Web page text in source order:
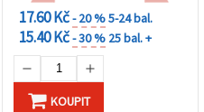
17.60 Kč- 20 %5-24 bal.
15.40 Kč- 30 % 25 bal. +
KOUPIT